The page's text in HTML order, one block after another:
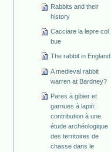
Rabbits and their
history
Cacciare la lepre col
bue
The rabbit in England
A medieval rabbit
warren at Bardney?
Pares à gibier et
garnues à lapin:
contribution à une
étude archéologique
des territoires de
chasse dans le